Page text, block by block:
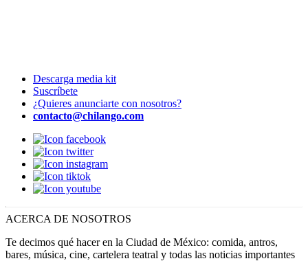
Descarga media kit
Suscríbete
¿Quieres anunciarte con nosotros?
contacto@chilango.com
ACERCA DE NOSOTROS
Te decimos qué hacer en la Ciudad de México: comida, antros,
bares, música, cine, cartelera teatral y todas las noticias importantes